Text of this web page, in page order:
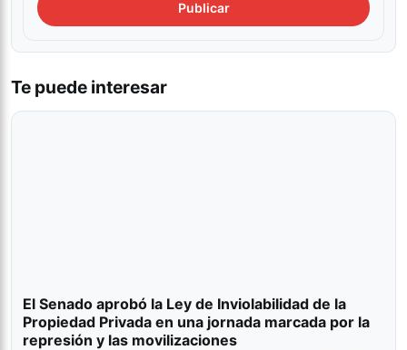
Te puede interesar
El Senado aprobó la Ley de Inviolabilidad de la
Propiedad Privada en una jornada marcada por la
represión y las movilizaciones